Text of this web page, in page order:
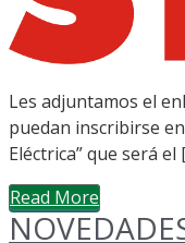
Les adjuntamos el
puedan inscribirse
Eléctrica” que será el
Read More